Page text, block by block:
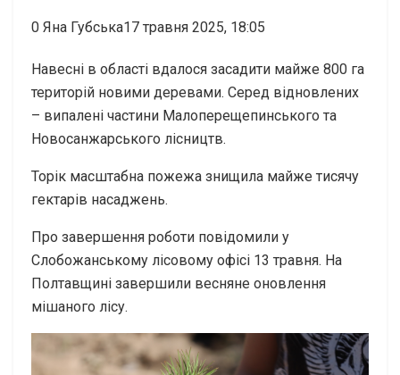
0 Яна Губська17 травня 2025, 18:05
Навесні в області вдалося засадити майже 800 га
територій новими деревами. Серед відновлених
– випалені частини Малоперещепинського та
Новосанжарського лісництв.
Торік масштабна пожежа знищила майже тисячу
гектарів насаджень.
Про завершення роботи повідомили у
Слобожанському лісовому офісі 13 травня. На
Полтавщині завершили весняне оновлення
мішаного лісу.